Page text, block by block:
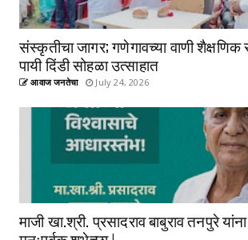
संस्कृतीचा जागर; गणेगावच्या वाणी
पायी दिंडी सोहळा उत्साहात
आवाज जनतेचा July 24, 2026
माजी खा.श्री. प्रसादराव बाबुराव तनपुरे यांना